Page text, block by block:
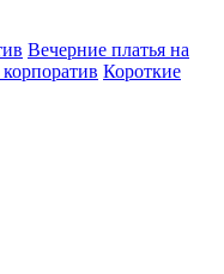
Вечерние платья на
Короткие